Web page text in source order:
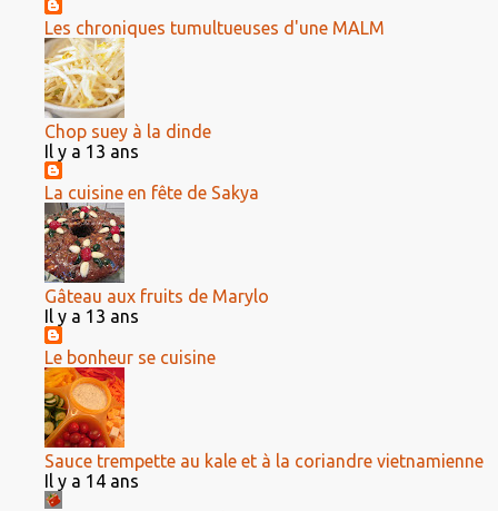
Les chroniques tumultueuses d'une MALM
Chop suey à la dinde
Il y a 13 ans
La cuisine en fête de Sakya
Gâteau aux fruits de Marylo
Il y a 13 ans
Le bonheur se cuisine
Sauce trempette au kale et à la coriandre vietnamienne
Il y a 14 ans